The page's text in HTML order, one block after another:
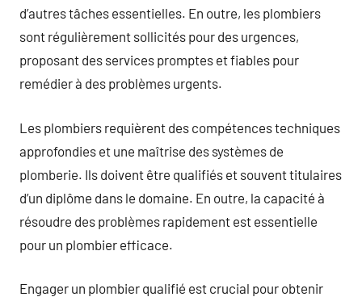
d’autres tâches essentielles. En outre, les plombiers
sont régulièrement sollicités pour des urgences,
proposant des services promptes et fiables pour
remédier à des problèmes urgents.
Les plombiers requièrent des compétences techniques
approfondies et une maîtrise des systèmes de
plomberie. Ils doivent être qualifiés et souvent titulaires
d’un diplôme dans le domaine. En outre, la capacité à
résoudre des problèmes rapidement est essentielle
pour un plombier efficace.
Engager un plombier qualifié est crucial pour obtenir